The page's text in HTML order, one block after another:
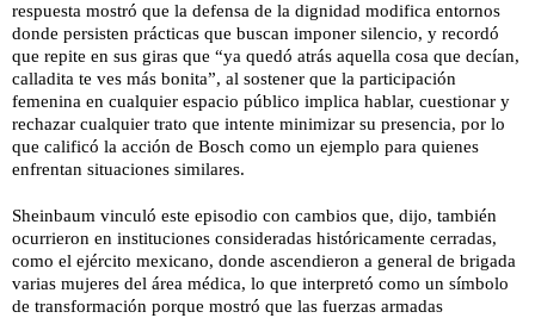
respuesta mostró que la defensa de la dignidad modifica entornos
donde persisten prácticas que buscan imponer silencio, y recordó
que repite en sus giras que “ya quedó atrás aquella cosa que decían,
calladita te ves más bonita”, al sostener que la participación
femenina en cualquier espacio público implica hablar, cuestionar y
rechazar cualquier trato que intente minimizar su presencia, por lo
que calificó la acción de Bosch como un ejemplo para quienes
enfrentan situaciones similares.
Sheinbaum vinculó este episodio con cambios que, dijo, también
ocurrieron en instituciones consideradas históricamente cerradas,
como el ejército mexicano, donde ascendieron a general de brigada
varias mujeres del área médica, lo que interpretó como un símbolo
de transformación porque mostró que las fuerzas armadas